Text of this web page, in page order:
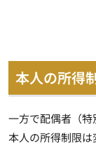
本人の所得
一方で配偶者（
本人の所得制限は